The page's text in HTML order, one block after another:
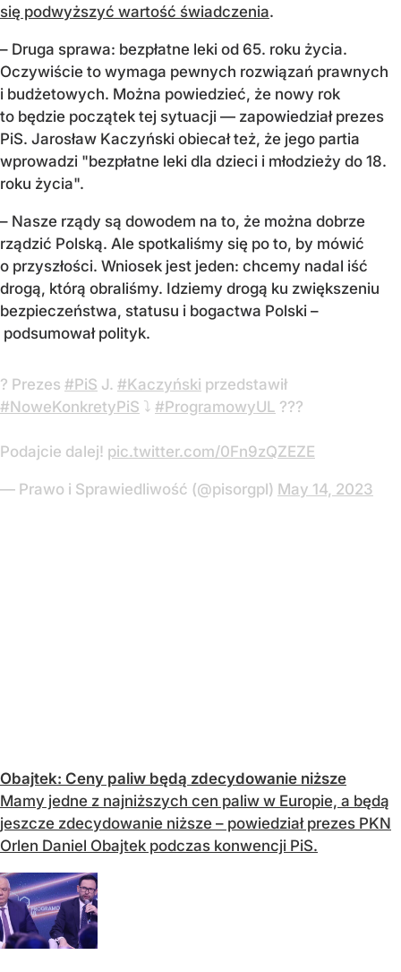
się podwyższyć wartość świadczenia.
– Druga sprawa: bezpłatne leki od 65. roku życia.
Oczywiście to wymaga pewnych rozwiązań prawnych
i budżetowych. Można powiedzieć, że nowy rok
to będzie początek tej sytuacji — zapowiedział prezes
PiS. Jarosław Kaczyński obiecał też, że jego partia
wprowadzi "bezpłatne leki dla dzieci i młodzieży do 18.
roku życia".
– Nasze rządy są dowodem na to, że można dobrze
rządzić Polską. Ale spotkaliśmy się po to, by mówić
o przyszłości. Wniosek jest jeden: chcemy nadal iść
drogą, którą obraliśmy. Idziemy drogą ku zwiększeniu
bezpieczeństwa, statusu i bogactwa Polski –
podsumował polityk.
? Prezes #PiS J. #Kaczyński przedstawił
#NoweKonkretyPiS ⤵ #ProgramowyUL ???
Podajcie dalej! pic.twitter.com/0Fn9zQZEZE
— Prawo i Sprawiedliwość (@pisorgpl) May 14, 2023
Obajtek: Ceny paliw będą zdecydowanie niższe
Mamy jedne z najniższych cen paliw w Europie, a będą
jeszcze zdecydowanie niższe – powiedział prezes PKN
Orlen Daniel Obajtek podczas konwencji PiS.